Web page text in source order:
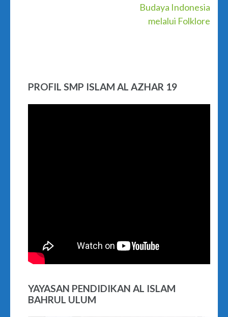
Budaya Indonesia
melalui Folklore
PROFIL SMP ISLAM AL AZHAR 19
YAYASAN PENDIDIKAN AL ISLAM
BAHRUL ULUM